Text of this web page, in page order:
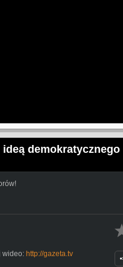
demokratycznego
wideo: http://gazeta.tv